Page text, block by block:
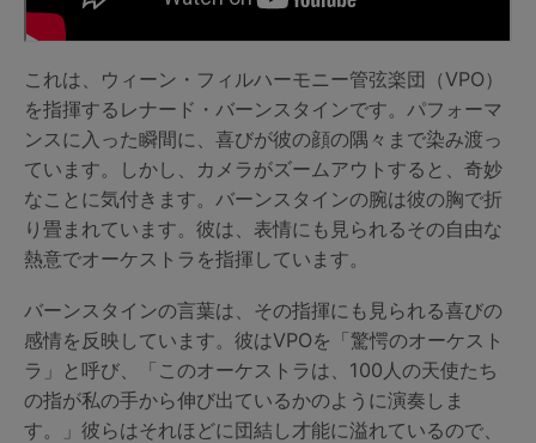
これは、ウィーン・フィルハーモニー管弦楽団（VPO）
を指揮するレナード・バーンスタインです。パフォーマ
ンスに入った瞬間に、喜びが彼の顔の隅々まで染み渡っ
ています。しかし、カメラがズームアウトすると、奇妙
なことに気付きます。バーンスタインの腕は彼の胸で折
り畳まれています。彼は、表情にも見られるその自由な
熱意でオーケストラを指揮しています。
バーンスタインの言葉は、その指揮にも見られる喜びの
感情を反映しています。彼はVPOを「驚愕のオーケスト
ラ」と呼び、「このオーケストラは、100人の天使たち
の指が私の手から伸び出ているかのように演奏しま
す。」彼らはそれほどに団結し才能に溢れているので、